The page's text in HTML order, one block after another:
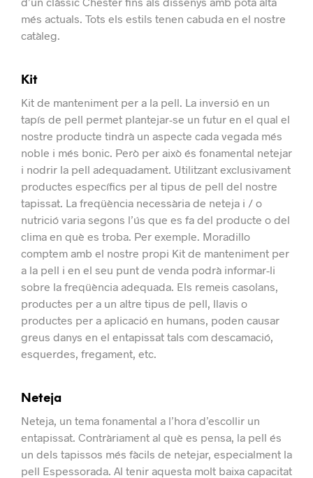
més actuals. Tots els estils tenen cabuda en el nostre
catàleg.
Kit
Kit de manteniment per a la pell. La inversió en un
tapís de pell permet plantejar-se un futur en el qual el
nostre producte tindrà un aspecte cada vegada més
noble i més bonic. Però per això és fonamental netejar
i nodrir la pell adequadament. Utilitzant exclusivament
productes específics per al tipus de pell del nostre
tapissat. La freqüència necessària de neteja i / o
nutrició varia segons l’ús que es fa del producte o del
clima en què es troba. Per exemple. Moradillo
comptem amb el nostre propi Kit de manteniment per
a la pell i en el seu punt de venda podrà informar-li
sobre la freqüència adequada. Els remeis casolans,
productes per a un altre tipus de pell, llavis o
productes per a aplicació en humans, poden causar
greus danys en el entapissat tals com descamació,
esquerdes, fregament, etc.
Neteja
Neteja, un tema fonamental a l’hora d’escollir un
entapissat. Contràriament al què es pensa, la pell és
un dels tapissos més fàcils de netejar, especialment la
pell Espessorada. Al tenir aquesta molt baixa capacitat